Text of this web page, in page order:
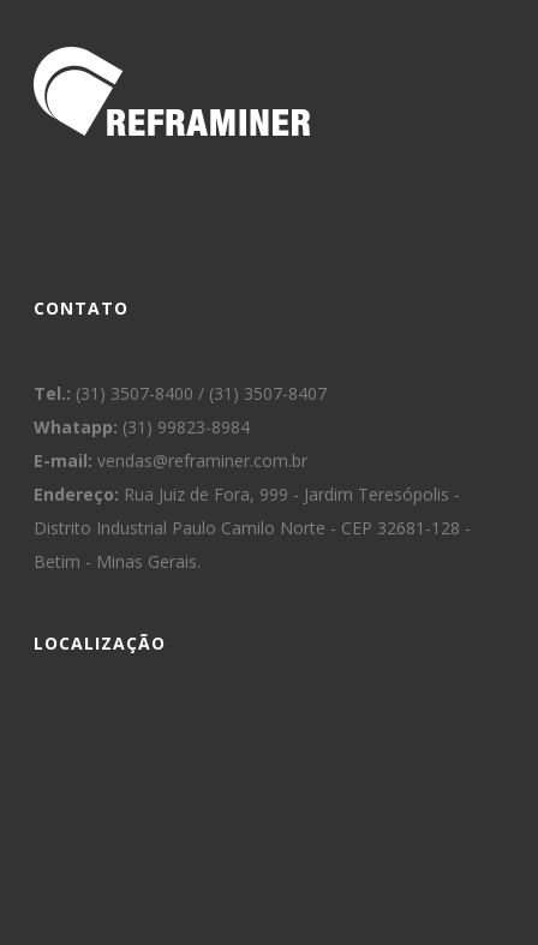
CONTATO
Tel.: (31) 3507-8400 / (31) 3507-8407
Whatapp: (31) 99823-8984
E-mail: vendas@reframiner.com.br
Endereço: Rua Juiz de Fora, 999 - Jardim Teresópolis -
Distrito Industrial Paulo Camilo Norte - CEP 32681-128 -
Betim - Minas Gerais.
LOCALIZAÇÃO